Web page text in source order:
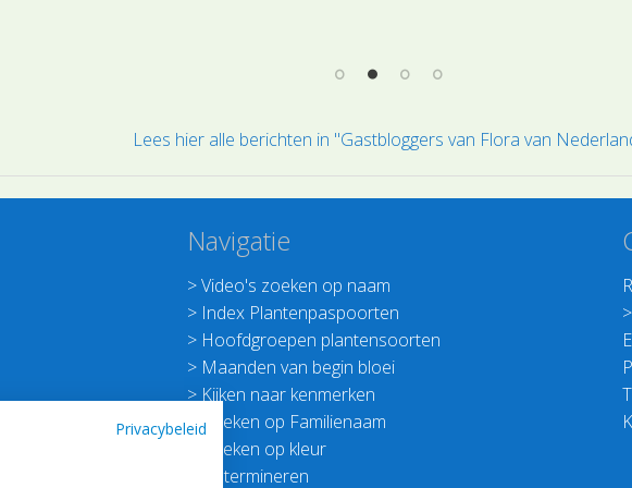
Lees hier alle berichten in "Gastbloggers van Flora van
Navigatie
>Video's zoeken op naam
> Index Plantenpaspoorten
> Hoofdgroepen plantensoorten
> Maanden van begin bloei
> Kijken naar kenmerken
>Zoeken op Familienaam
Zoeken op kleur
Determineren
>
Privacybeleid